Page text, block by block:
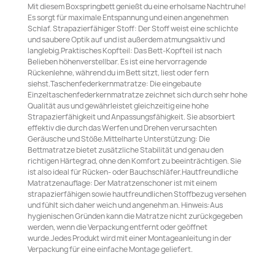
Mit diesem Boxspringbett genießt du eine erholsame Nachtruhe!
Es sorgt für maximale Entspannung und einen angenehmen
Schlaf. Strapazierfähiger Stoff: Der Stoff weist eine schlichte
und saubere Optik auf und ist außerdem atmungsaktiv und
langlebig.Praktisches Kopfteil: Das Bett-Kopfteil ist nach
Belieben höhenverstellbar. Es ist eine hervorragende
Rückenlehne, während du im Bett sitzt, liest oder fern
siehst.Taschenfederkernmatratze: Die eingebaute
Einzeltaschenfederkernmatratze zeichnet sich durch sehr hohe
Qualität aus und gewährleistet gleichzeitig eine hohe
Strapazierfähigkeit und Anpassungsfähigkeit. Sie absorbiert
effektiv die durch das Werfen und Drehen verursachten
Geräusche und Stöße.Mittelharte Unterstützung: Die
Bettmatratze bietet zusätzliche Stabilität und genau den
richtigen Härtegrad, ohne den Komfort zu beeinträchtigen. Sie
ist also ideal für Rücken- oder Bauchschläfer.Hautfreundliche
Matratzenauflage: Der Matratzenschoner ist mit einem
strapazierfähigen sowie hautfreundlichen Stoffbezug versehen
und fühlt sich daher weich und angenehm an. Hinweis:Aus
hygienischen Gründen kann die Matratze nicht zurückgegeben
werden, wenn die Verpackung entfernt oder geöffnet
wurde.Jedes Produkt wird mit einer Montageanleitung in der
Verpackung für eine einfache Montage geliefert.